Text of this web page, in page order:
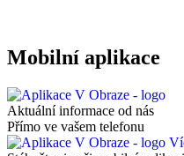
Mobilní aplikace
Aktuální informace od nás
Přímo ve vašem telefonu